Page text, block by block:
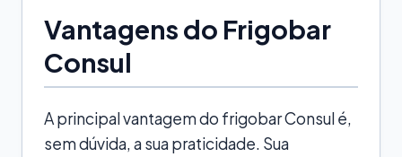
Vantagens do Frigobar
Consul
A principal vantagem do frigobar Consul é,
sem dúvida, a sua praticidade. Sua